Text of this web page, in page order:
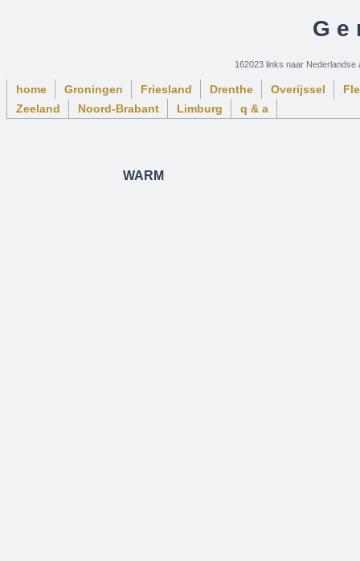
162023 links naar
home Groningen Friesland Drenthe Overijssel
Zeeland
Noord-Brabant Limburg q & a
WARM